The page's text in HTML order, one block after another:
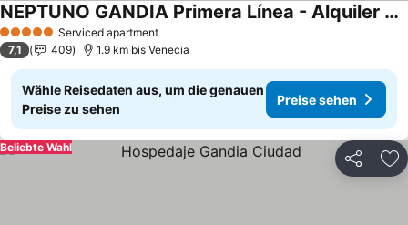
5 Sterne Serviced apartment
NEPTUNO GANDIA Primera Línea - Alquiler Familias
Preise sehen
7,1 409 1.9 km bis Venecia
Wähle Reisedaten aus, um die genauen
Preise zu sehen
Preise sehen
Teilen
Beliebte Wahl